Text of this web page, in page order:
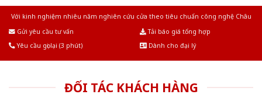
Với kinh nghiệm nhiêu năm nghiên cứu cửa theo tiêu chuẩn công nghệ Châu
Gửi yêu cầu tư vấn
Tải báo giá tổng hợp
Yêu cầu gọi lại (3 phút)
Dành cho đại lý
ĐỐI TÁC KHÁCH HÀNG